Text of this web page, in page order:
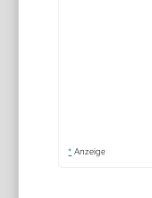
* Anzeige